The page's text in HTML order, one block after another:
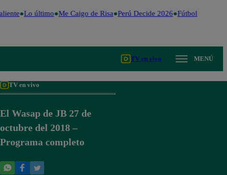
Lo último Me Caigo de Risa Perú Decide 2026 Fútbol peruano
TV en vivo MENÚ
TV en vivo
El Wasap de JB 27 de
octubre del 2018 –
Programa completo